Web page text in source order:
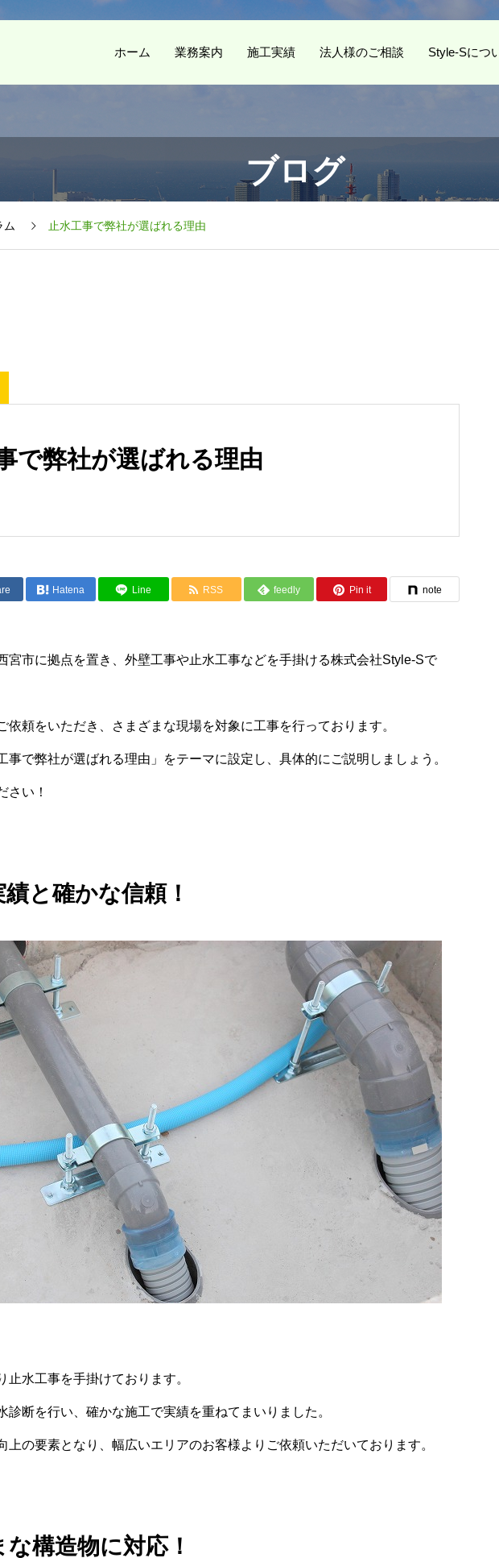
ホーム 業務案内 施工実績 法人様のご相談 Style-Sにつ
ブログ
ム 止水工事で弊社が選ばれる理由
で弊社が選ばれる理由
Hatena Line RSS feedly Pin it note
宮市に拠点を置き、外壁工事や止水工事などを手掛ける株式会社Style-Sで
依頼をいただき、さまざまな現場を対象に工事を行っております。
事で弊社が選ばれる理由」をテーマに設定し、具体的にご説明しましょう。
さい！
と確かな信頼！
止水工事を手掛けております。
診断を行い、確かな施工で実績を重ねてまいりました。
上の要素となり、幅広いエリアのお客様よりご依頼いただいております。
構造物に対応！
止水工事
事